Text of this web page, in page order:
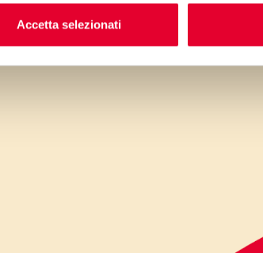
Accetta selezionati